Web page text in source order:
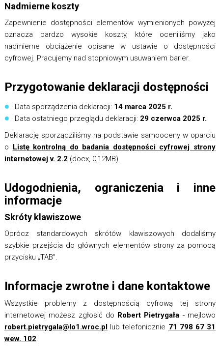
Nadmierne koszty
Zapewnienie dostępności elementów wymienionych powyżej
oznacza bardzo wysokie koszty, które oceniliśmy jako
nadmierne obciążenie opisane w ustawie o dostępności
cyfrowej. Pracujemy nad stopniowym usuwaniem barier.
Przygotowanie deklaracji dostępności
Data sporządzenia deklaracji: 14 marca 2025 r.
Data ostatniego przeglądu deklaracji: 29 czerwca 2025 r.
Deklarację sporządziliśmy na podstawie samooceny w oparciu
o Listę kontrolną do badania dostępności cyfrowej strony
internetowej v. 2.2 (docx, 0,12MB).
Udogodnienia, ograniczenia i inne
informacje
Skróty klawiszowe
Oprócz standardowych skrótów klawiszowych dodaliśmy
szybkie przejścia do głównych elementów strony za pomocą
przycisku „TAB”.
Informacje zwrotne i dane kontaktowe
Wszystkie problemy z dostępnością cyfrową tej strony
internetowej możesz zgłosić do Robert Pietrygała - mejlowo
robert.pietrygala@lo1.wroc.pllub telefonicznie 71 798 67 31
wew. 102.